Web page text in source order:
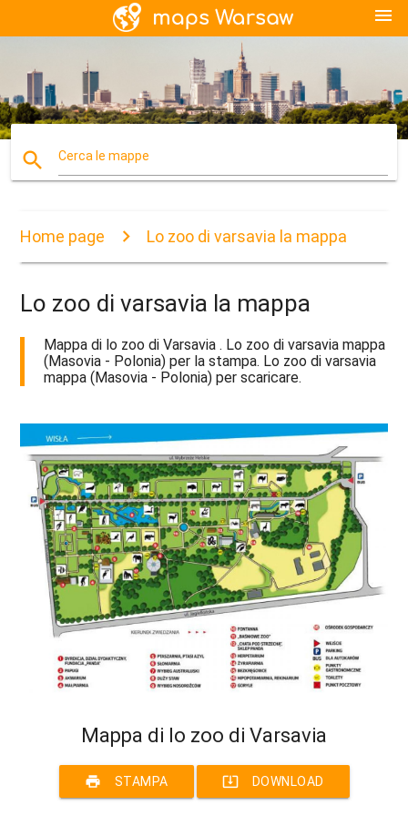
menu
search Cerca le mappe
Home page Lo zoo di varsavia la mappa
Lo zoo di varsavia la mappa
Mappa di lo zoo di Varsavia . Lo zoo di varsavia mappa
(Masovia - Polonia) per la stampa. Lo zoo di varsavia
mappa (Masovia - Polonia) per scaricare.
Mappa di lo zoo di Varsavia
print STAMPA system_update_alt DOWNLOAD